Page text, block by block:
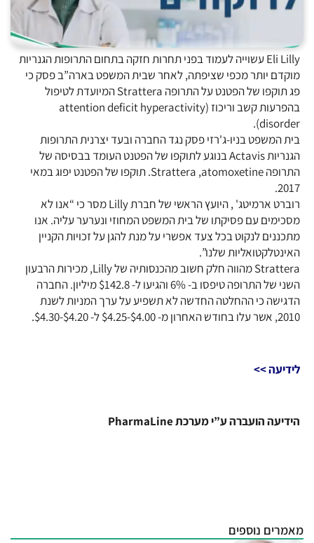
Eli Lilly עשוייה לעמוד בפני תחרות חזקה בתחום התרופות הגנריות
מוקדם יותר מכפי שציפתה, לאחר שבית המשפט בארה”ב פסק כי
פג תוקפו של הפטנט על התרופה Strattera המיועדת לטיפול
בהפרעות קשב וריכוז (attention deficit hyperactivity
disorder).
בית המשפט בניו-ג'רזי פסק נגד החברה ובעד יצרנית התרופות
הגנריות Actavis בנוגע לתוקפו של הפטנט העומד בבסיסה של
התרופה Strattera ,atomoxetine. תוקפו של הפטנט יפוג במאי
2017.
רוברט ארמיטג' , היועץ הראשי של חברת Lilly מסר כי “אנו לא
מסכימים עם פסיקתו של בית המשפט המחוזי ונערער עליה. אנו
מתכננים לנקוט בכל צעד אפשרי על מנת להגן על זכויות הקניין
האינטלקטואליות שלנו”.
Strattera מהווה חלק חשוב מהכנסותיה של Lilly, מכירות הרבעון
השני של התרופה טיפסו ב- 6% והגיעו ל- $142.8 מיליון. החברה
הדגישה כי ההחלטה החדשה לא תשפיע על ערך המניות לשנת
2010, אשר עלו בחודש האחרון מ- $4.00-$4.25 ל- $4.20-$4.30.
לידיעה >>
הידיעה הועברה ע”י מערכת PharmaLine
מאמרים נוספים